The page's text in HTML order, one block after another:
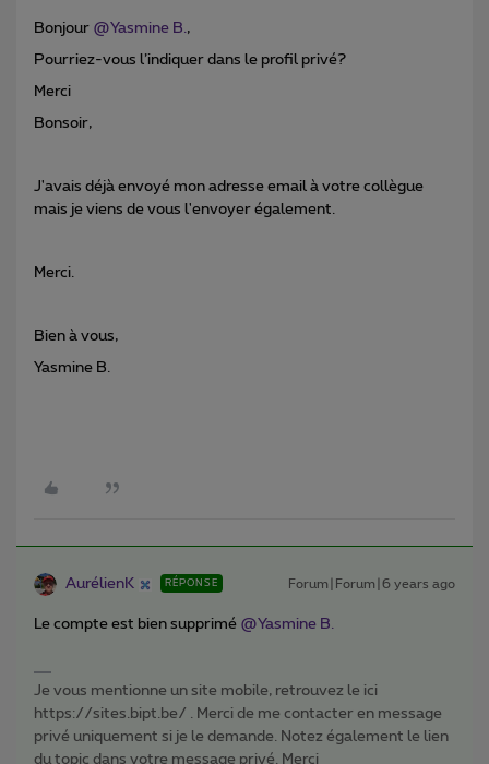
Bonjour @Yasmine B.,
Pourriez-vous l’indiquer dans le profil privé?
Merci
Bonsoir,
J'avais déjà envoyé mon adresse email à votre collègue
mais je viens de vous l'envoyer également.
Merci.
Bien à vous,
Yasmine B.
AurélienK RÉPONSE Forum|Forum|6 years ago
Le compte est bien supprimé @Yasmine B.
Je vous mentionne un site mobile, retrouvez le ici
https://sites.bipt.be/ . Merci de me contacter en message
privé uniquement si je le demande. Notez également le lien
du topic dans votre message privé. Merci